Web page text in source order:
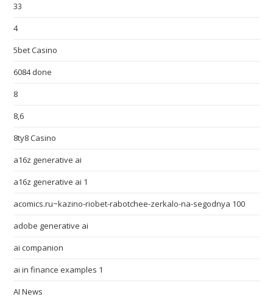
33
4
5bet Casino
6084 done
8
8,6
8ty8 Casino
a16z generative ai
a16z generative ai 1
acomics.ru~kazino-riobet-rabotchee-zerkalo-na-segodnya 100
adobe generative ai
ai companion
ai in finance examples 1
AI News